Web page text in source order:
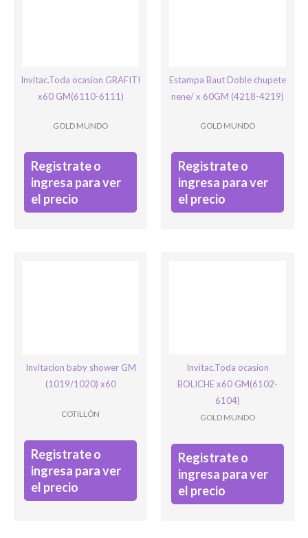
Invitac.Toda ocasion GRAFITI
x60 GM(6110-6111)
GOLD MUNDO
Registrate o
ingresa para ver
el precio
Estampa Baut Doble chupete
nene/ x 60GM (4218-4219)
GOLD MUNDO
Registrate o
ingresa para ver
el precio
Invitacion baby shower GM
(1019/1020) x60
COTILLÓN
Registrate o
ingresa para ver
el precio
Invitac.Toda ocasion
BOLICHE x60 GM(6102-
6104)
GOLD MUNDO
Registrate o
ingresa para ver
el precio